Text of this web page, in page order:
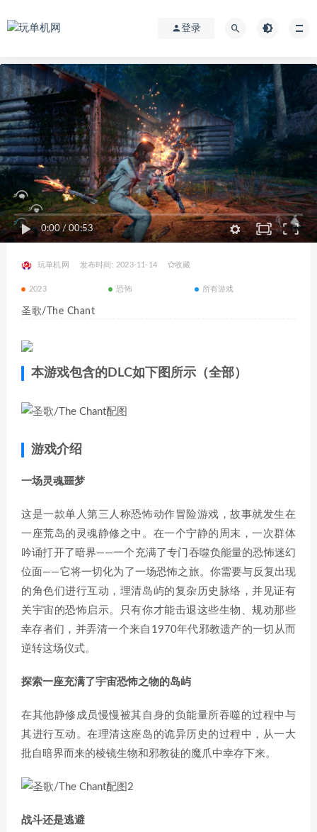
登录
0:00/00:53
玩单机网 发布时间: 2023-11-14 收藏
2023 恐怖 所有游戏
圣歌/The Chant
本游戏包含的DLC如下图所示（全部）
游戏介绍
一场灵魂噩梦
这是一款单人第三人称恐怖动作冒险游戏，故事就发生在
一座荒岛的灵魂静修之中。在一个宁静的周末，一次群体
吟诵打开了暗界——一个充满了专门吞噬负能量的恐怖迷幻
位面——它将一切化为了一场恐怖之旅。你需要与反复出现
的角色们进行互动，理清岛屿的复杂历史脉络，并见证有
关宇宙的恐怖启示。只有你才能击退这些生物、规劝那些
幸存者们，并弄清一个来自1970年代邪教遗产的一切从而
逆转这场仪式。
探索一座充满了宇宙恐怖之物的岛屿
在其他静修成员慢慢被其自身的负能量所吞噬的过程中与
其进行互动。在理清这座岛的诡异历史的过程中，从一大
批自暗界而来的棱镜生物和邪教徒的魔爪中幸存下来。
战斗还是逃避